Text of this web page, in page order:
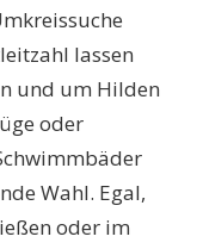
lassen
und um Hilden
oder
Wahl. Egal,
oder im